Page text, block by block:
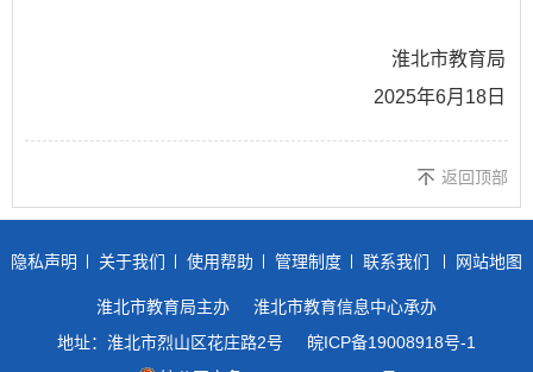
淮北市教育局
2025年6月18日
返回顶部
隐私声明 关于我们 使用帮助 管理制度 联系我们 网站地图
淮北市教育局主办
淮北市教育信息中心承办
地址：淮北市烈山区花庄路2号
皖ICP备19008918号-1